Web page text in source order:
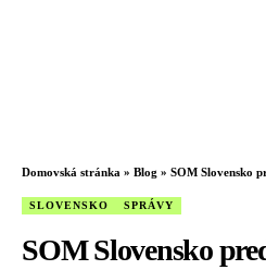
Domovská stránka » Blog » SOM Slovensko predstavilo
SLOVENSKO SPRÁVY
SOM Slovensko